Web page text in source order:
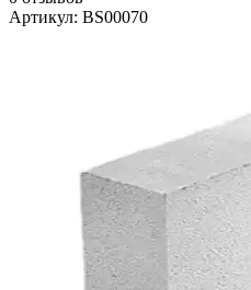
Артикул: BS00070